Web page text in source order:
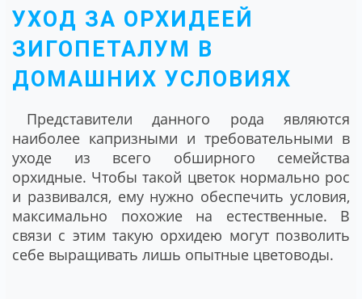
УХОД ЗА ОРХИДЕЕЙ
ЗИГОПЕТАЛУМ В
ДОМАШНИХ УСЛОВИЯХ
Представители данного рода являются
наиболее капризными и требовательными в
уходе из всего обширного семейства
орхидные. Чтобы такой цветок нормально рос
и развивался, ему нужно обеспечить условия,
максимально похожие на естественные. В
связи с этим такую орхидею могут позволить
себе выращивать лишь опытные цветоводы.